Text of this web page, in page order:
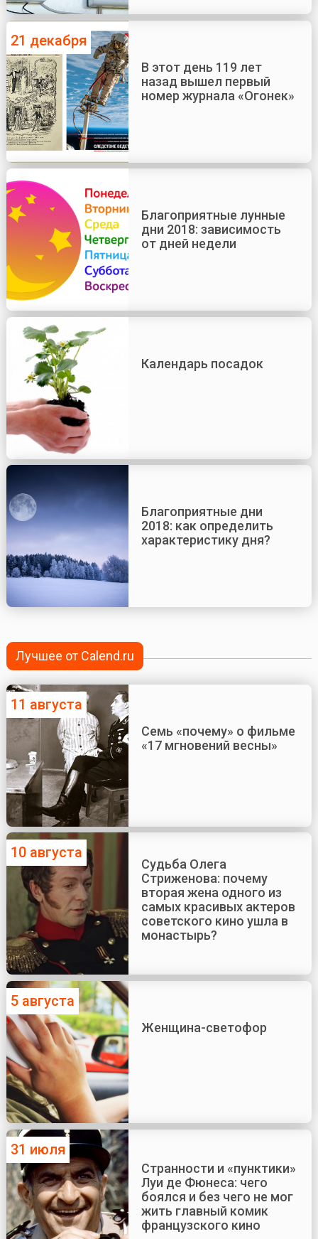
21 декабря
В этот день 119 лет
назад вышел первый
номер журнала «Огонек»
Благоприятные лунные
дни 2018: зависимость
от дней недели
Календарь посадок
Благоприятные дни
2018: как определить
характеристику дня?
Лучшее от Calend.ru
11 августа
Семь «почему» о фильме
«17 мгновений весны»
10 августа
Судьба Олега
Стриженова: почему
вторая жена одного из
самых красивых актеров
советского кино ушла в
монастырь?
5 августа
Женщина-светофор
31 июля
Странности и «пунктики»
Луи де Фюнеса: чего
боялся и без чего не мог
жить главный комик
французского кино